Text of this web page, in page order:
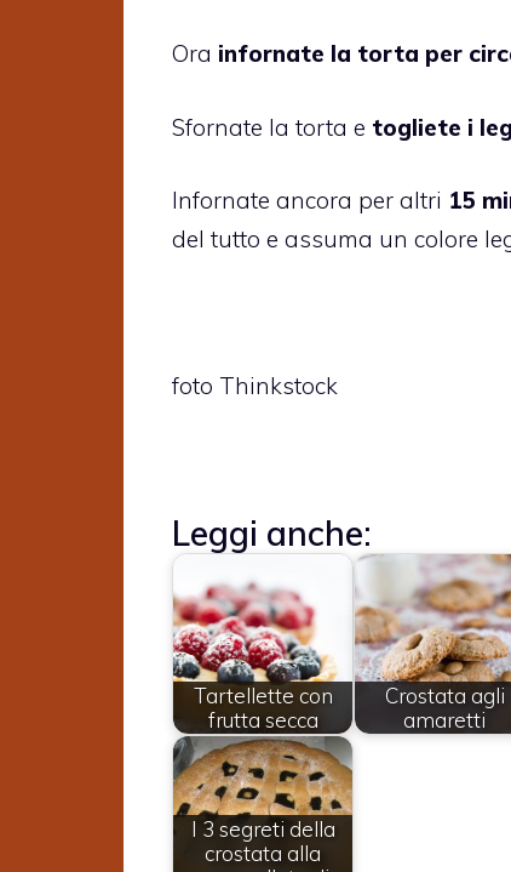
Ora infornate la torta per
Sfornate la torta e togliete i
Infornate ancora per altri 15
del tutto e assuma un colore
foto Thinkstock
Leggi anche:
Tartellette con
frutta secca
Crostata agli
amaretti
I 3 segreti della
crostata alla